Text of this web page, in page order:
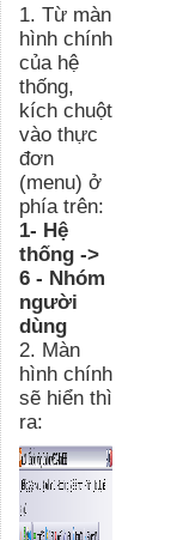
1. Từ màn
hình chính
của hệ
thống,
kích chuột
vào thực
đơn
(menu) ở
phía trên:
1- Hệ
thống ->
6 - Nhóm
người
dùng
2. Màn
hình chính
sẽ hiển thì
ra: